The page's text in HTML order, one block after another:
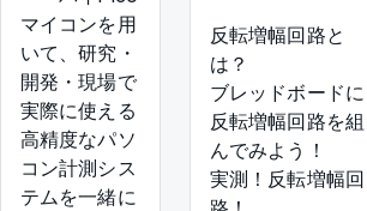
マイコンを用
いて、研究・
開発・現場で
実際に使える
高精度なパソ
コン計測シス
テムを一緒に
反転増幅回路と
は？
ブレッドボードに
反転増幅回路を組
んでみよう！
実測！反転増幅回